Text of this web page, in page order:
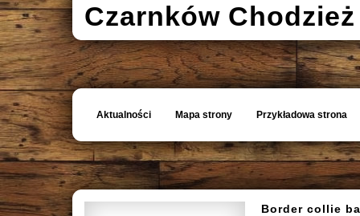
Czarnków
Aktualności Mapa strony Przykładowa strona
Border collie